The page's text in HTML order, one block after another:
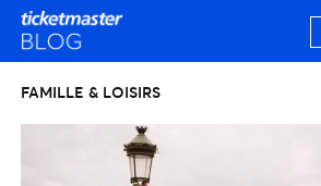
FAMILLE & LOISIRS